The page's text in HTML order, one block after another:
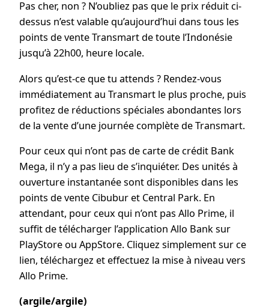
Pas cher, non ? N’oubliez pas que le prix réduit ci-
dessus n’est valable qu’aujourd’hui dans tous les
points de vente Transmart de toute l’Indonésie
jusqu’à 22h00, heure locale.
Alors qu’est-ce que tu attends ? Rendez-vous
immédiatement au Transmart le plus proche, puis
profitez de réductions spéciales abondantes lors
de la vente d’une journée complète de Transmart.
Pour ceux qui n’ont pas de carte de crédit Bank
Mega, il n’y a pas lieu de s’inquiéter. Des unités à
ouverture instantanée sont disponibles dans les
points de vente Cibubur et Central Park. En
attendant, pour ceux qui n’ont pas Allo Prime, il
suffit de télécharger l’application Allo Bank sur
PlayStore ou AppStore. Cliquez simplement sur ce
lien, téléchargez et effectuez la mise à niveau vers
Allo Prime.
(argile/argile)